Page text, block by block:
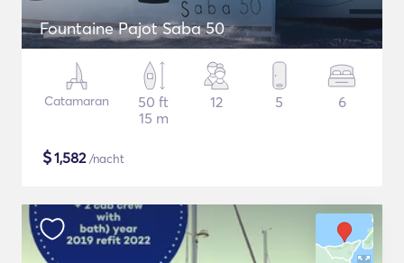
Fountaine Pajot Saba 50
Catamaran
50 ft
15 m
12 5 6
$1,582/nacht